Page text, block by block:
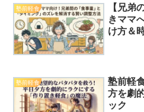
塾前軽食
【兄弟
きママ
け方＆
塾前軽食
塾前軽
方を劇
ック